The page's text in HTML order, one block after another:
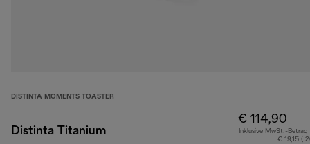
DISTINTA MOMENTS TOASTER
Distinta Titanium
€ 114,90
Inklusive MwSt.-Betrag
€ 19,15 (